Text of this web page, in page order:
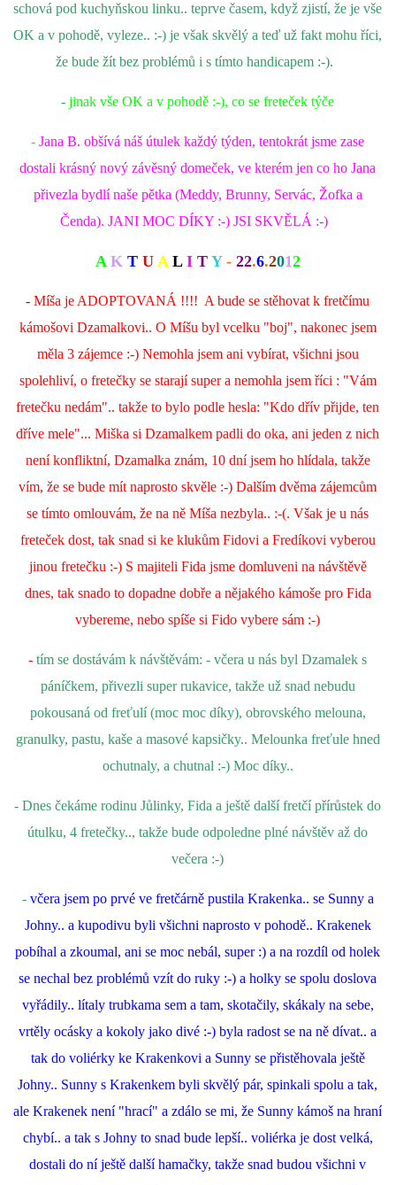
schová pod kuchyňskou linku.. teprve časem, když zjistí, že je vše
OK a v pohodě, vyleze.. :-) je však skvělý a teď už fakt mohu říci,
že bude žít bez problémů i s tímto handicapem :-).
- jinak vše OK a v pohodě :-), co se freteček týče
- Jana B. obšívá náš útulek každý týden, tentokrát jsme zase
dostali krásný nový závěsný domeček, ve kterém jen co ho Jana
přivezla bydlí naše pětka (Meddy, Brunny, Servác, Žofka a
Čenda). JANI MOC DÍKY :-) JSI SKVĚLÁ :-)
AK T U A L I T Y- 22.6.2012
- Míša je ADOPTOVANÁ !!!! A bude se stěhovat k fretčímu
kámošovi Dzamalkovi.. O Míšu byl vcelku "boj", nakonec jsem
měla 3 zájemce :-) Nemohla jsem ani vybírat, všichni jsou
spolehliví, o fretečky se starají super a nemohla jsem říci : "Vám
fretečku nedám".. takže to bylo podle hesla: "Kdo dřív přijde, ten
dříve mele"... Miška si Dzamalkem padli do oka, ani jeden z nich
není konfliktní, Dzamalka znám, 10 dní jsem ho hlídala, takže
vím, že se bude mít naprosto skvěle :-) Dalším dvěma zájemcům
se tímto omlouvám, že na ně Míša nezbyla.. :-(. Však je u nás
freteček dost, tak snad si ke klukům Fidovi a Fredíkovi vyberou
jinou fretečku :-) S majiteli Fida jsme domluveni na návštěvě
dnes, tak snado to dopadne dobře a nějakého kámoše pro Fida
vybereme, nebo spíše si Fido vybere sám :-)
- tím se dostávám k návštěvám: - včera u nás byl Dzamalek s
páníčkem, přivezli super rukavice, takže už snad nebudu
pokousaná od freťulí (moc moc díky), obrovského melouna,
granulky, pastu, kaše a masové kapsičky.. Melounka freťule hned
ochutnaly, a chutnal :-) Moc díky..
- Dnes čekáme rodinu Jůlinky, Fida a ještě další fretčí přírůstek do
útulku, 4 fretečky.., takže bude odpoledne plné návštěv až do
večera :-)
- včera jsem po prvé ve fretčárně pustila Krakenka.. se Sunny a
Johny.. a kupodivu byli všichni naprosto v pohodě.. Krakenek
pobíhal a zkoumal, ani se moc nebál, super :) a na rozdíl od holek
se nechal bez problémů vzít do ruky :-) a holky se spolu doslova
vyřádily.. lítaly trubkama sem a tam, skotačily, skákaly na sebe,
vrtěly ocásky a kokoly jako divé :-) byla radost se na ně dívat.. a
tak do voliérky ke Krakenkovi a Sunny se přistěhovala ještě
Johny.. Sunny s Krakenkem byli skvělý pár, spinkali spolu a tak,
ale Krakenek není "hrací" a zdálo se mi, že Sunny kámoš na hraní
chybí.. a tak s Johny to snad bude lepší.. voliérka je dost velká,
dostali do ní ještě další hamačky, takže snad budou všichni v